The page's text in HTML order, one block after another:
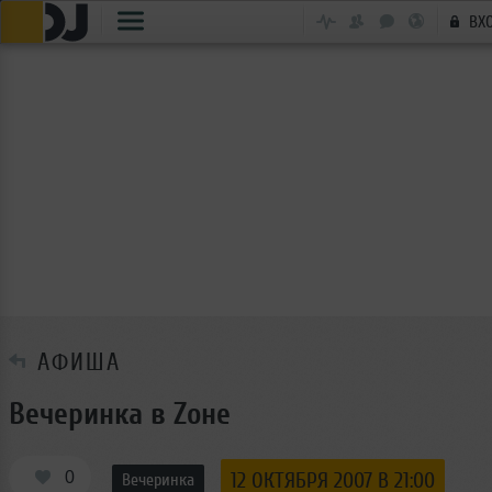
АФИША
Вечеринка в Zоне
0 Вечеринка 12 ОКТЯБРЯ 2007 В 21:00